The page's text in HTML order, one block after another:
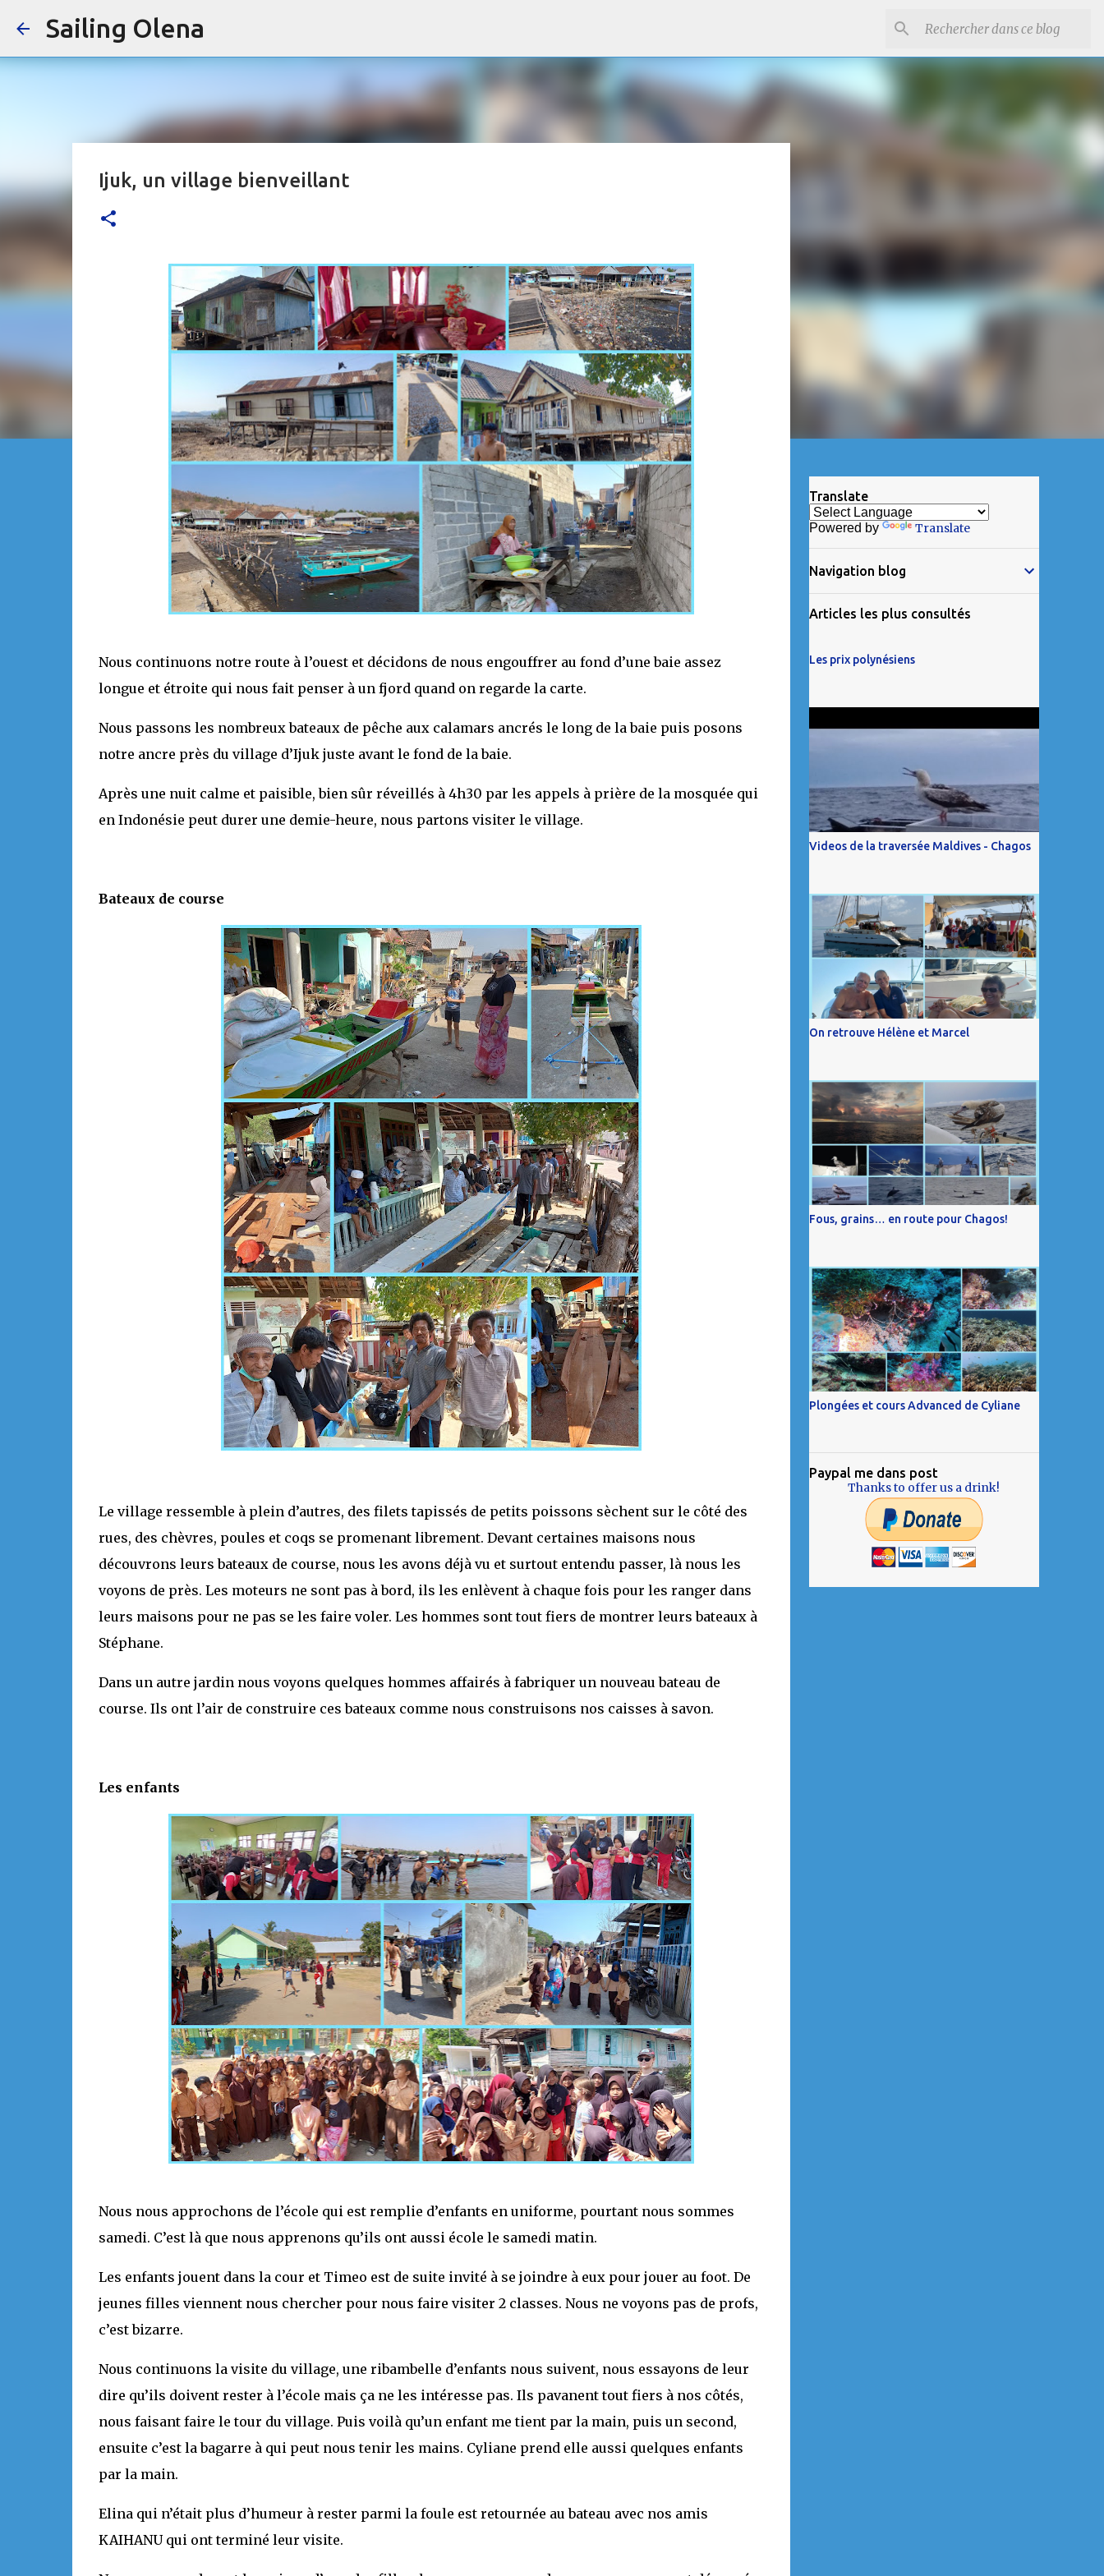
Sailing Olena
Ijuk, un village bienveillant
Nous continuons notre route à l’ouest et décidons de nous engouffrer au fond d’une baie assez
longue et étroite qui nous fait penser à un fjord quand on regarde la carte.
Nous passons les nombreux bateaux de pêche aux calamars ancrés le long de la baie puis posons
notre ancre près du village d’Ijuk juste avant le fond de la baie.
Après une nuit calme et paisible, bien sûr réveillés à 4h30 par les appels à prière de la mosquée qui
en Indonésie peut durer une demie-heure, nous partons visiter le village.
Bateaux de course
Le village ressemble à plein d’autres, des filets tapissés de petits poissons sèchent sur le côté des
rues, des chèvres, poules et coqs se promenant librement. Devant certaines maisons nous
découvrons leurs bateaux de course, nous les avons déjà vu et surtout entendu passer, là nous les
voyons de près. Les moteurs ne sont pas à bord, ils les enlèvent à chaque fois pour les ranger dans
leurs maisons pour ne pas se les faire voler. Les hommes sont tout fiers de montrer leurs bateaux à
Stéphane.
Dans un autre jardin nous voyons quelques hommes affairés à fabriquer un nouveau bateau de
course. Ils ont l’air de construire ces bateaux comme nous construisons nos caisses à savon.
Les enfants
Nous nous approchons de l’école qui est remplie d’enfants en uniforme, pourtant nous sommes
samedi. C’est là que nous apprenons qu’ils ont aussi école le samedi matin.
Les enfants jouent dans la cour et Timeo est de suite invité à se joindre à eux pour jouer au foot. De
jeunes filles viennent nous chercher pour nous faire visiter 2 classes. Nous ne voyons pas de profs,
c’est bizarre.
Nous continuons la visite du village, une ribambelle d’enfants nous suivent, nous essayons de leur
dire qu’ils doivent rester à l’école mais ça ne les intéresse pas. Ils pavanent tout fiers à nos côtés,
nous faisant faire le tour du village. Puis voilà qu’un enfant me tient par la main, puis un second,
ensuite c’est la bagarre à qui peut nous tenir les mains. Cyliane prend elle aussi quelques enfants
par la main.
Elina qui n’était plus d’humeur à rester parmi la foule est retournée au bateau avec nos amis
KAIHANU qui ont terminé leur visite.
Translate
Powered by Translate
Navigation blog
Articles les plus consultés
Les prix polynésiens
Videos de la traversée Maldives - Chagos
On retrouve Hélène et Marcel
Fous, grains… en route pour Chagos!
Plongées et cours Advanced de Cyliane
Paypal me dans post
Thanks to offer us a drink!